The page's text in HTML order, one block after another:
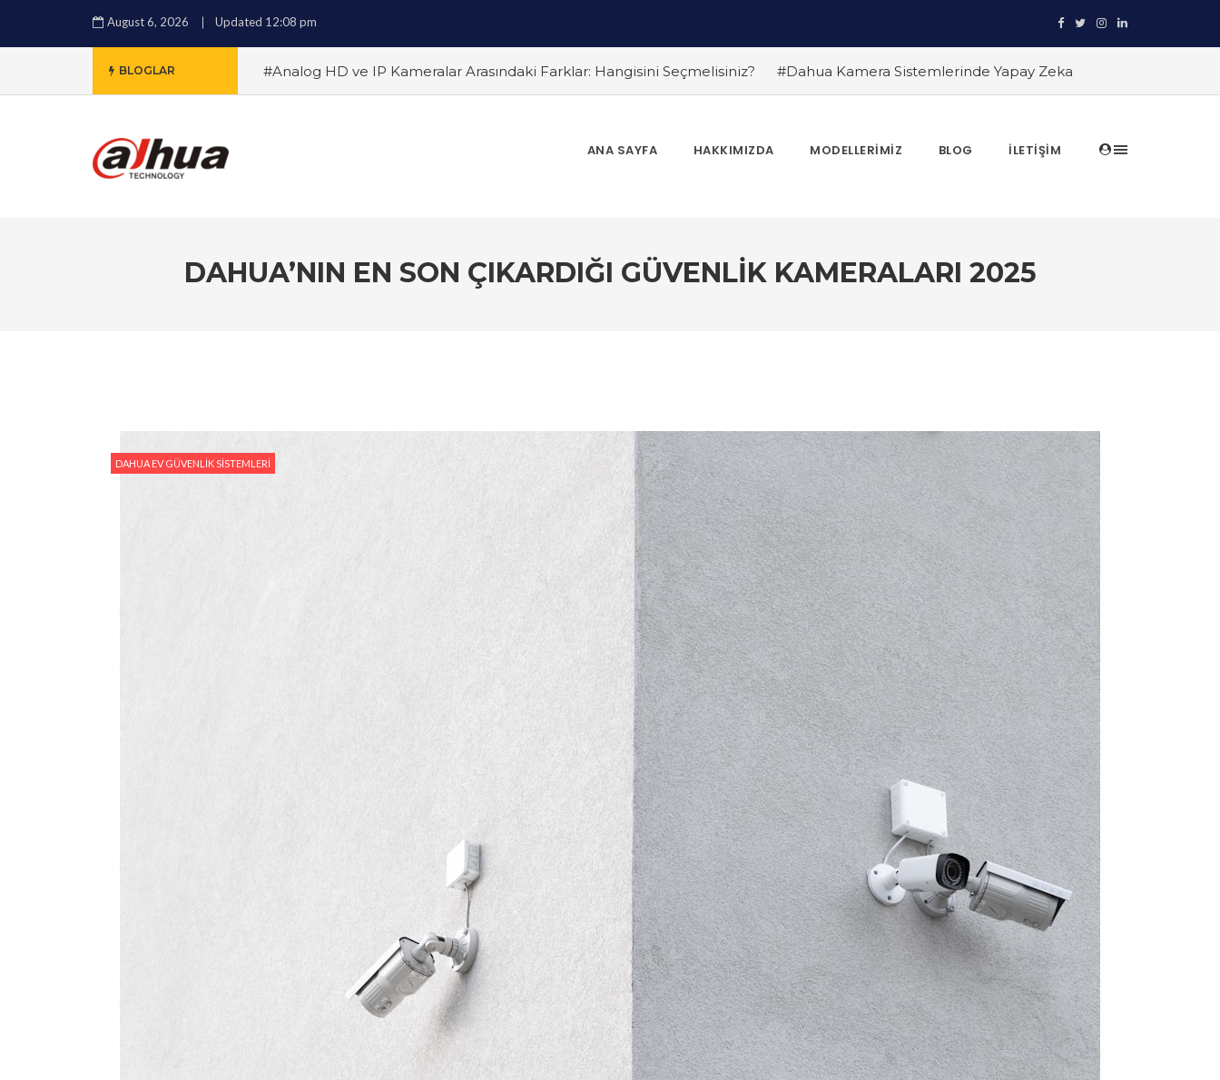
August 6, 2026 Updated 12:08 pm
BLOGLAR #Analog HD ve IP Kameralar Arasındaki Farklar: Hangisini Seçmelisiniz?
#Dahua Kamera Sistemlerinde Yapay Zeka
Destekli Güvenlik Teknolojileri
#Dahua Kamera Sistemleri ile Ev ve İş Güvenliğinde Bir Adım Önde
#TRT Haber
#Analog HD ve IP Kameraları Birlikte Kullanmanın Avantajları
#Dahua Yapay Zeka Destekli Kameralar ile Gece ve
ANA SAYFA HAKKIMIZDA MODELLERIMIZ BLOG İLETIŞIM
DAHUA’NIN EN SON ÇIKARDIĞI GÜVENLIK KAMERALARI 2025
DAHUA EV GÜVENLIK SISTEMLERI